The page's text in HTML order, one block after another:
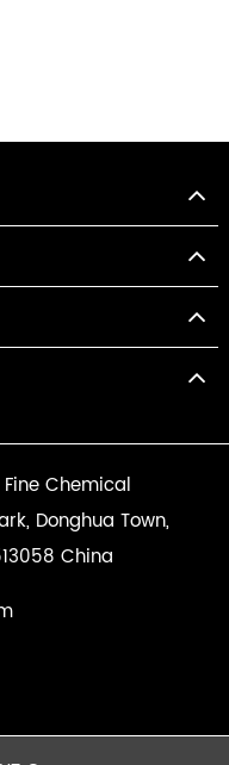
Chemical
Donghua Town,
China